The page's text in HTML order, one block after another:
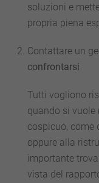
soluzioni e
propria piena
Contattare un
confrontarsi
Tutti vogliono
quando si vuole
cospicuo, come
oppure alla
importante
vista del